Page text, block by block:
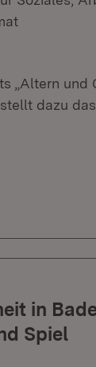
„Altern
dazu
in
Spiel